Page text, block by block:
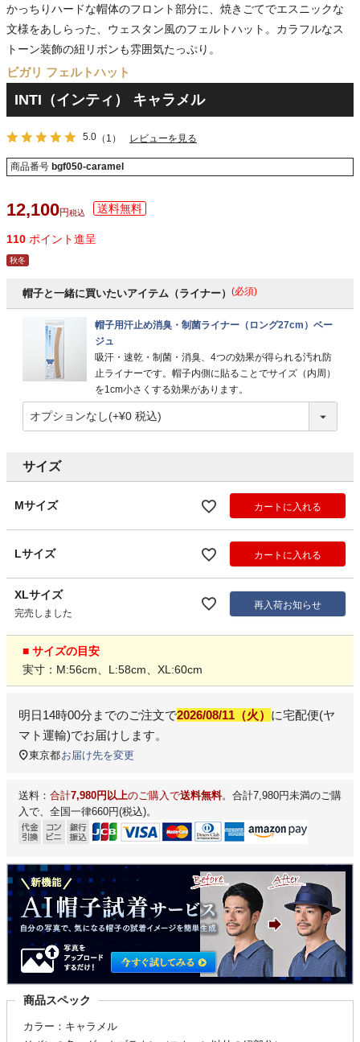
かっちりハードな帽体のフロント部分に、焼きごてでエスニックな
文様をあしらった、ウェスタン風のフェルトハット。カラフルなス
トーン装飾の紐リボンも雰囲気たっぷり。
ビガリ フェルトハット
INTI（インティ） キャラメル
5.0 （1） レビューを見る
商品番号 bgf050-caramel
12,100 税込
110 ポイント進呈
秋冬
帽子と一緒に買いたいアイテム（ライナー） (必須)
帽子用汗止め消臭・制菌ライナー（ロング27cm）ベー
ジュ
吸汗・速乾・制菌・消臭、4つの効果が得られる汚れ防
止ライナーです。帽子内側に貼ることでサイズ（内周）
を1cm小さくする効果があります。
サイズ
Mサイズ カートに入れる
Lサイズ カートに入れる
XLサイズ
完売しました
再入荷お知らせ
■ サイズの目安
実寸：M:56cm、L:58cm、XL:60cm
明日14時00分 までのご注文で2026/08/11（火） に宅配便(ヤ
マト運輸)でお届けします。
東京都お届け先を変更
送料： 合計7,980円以上のご購入で送料無料。合計7,980円未満のご購
入で、全国一律660円(税込)。
商品スペック
カラー：キャラメル